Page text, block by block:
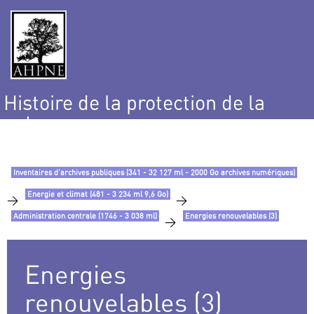
Histoire de la protection de la
nature
Inventaires d’archives publiques (341 - 32 127 ml - 2000 Go archives numériques)
> Energie et climat (481 - 3 234 ml 9,6 Go) >
Administration centrale (1746 - 3 038 ml) > Energies renouvelables (3)
Energies
renouvelables (3)